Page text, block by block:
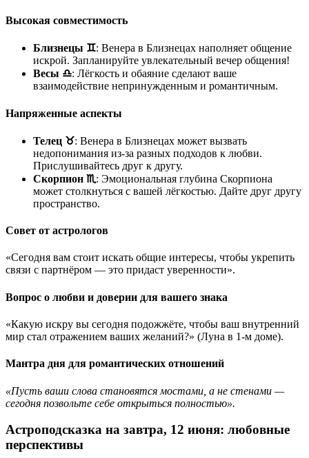
Высокая совместимость
Близнецы ♊: Венера в Близнецах наполняет общение
искрой. Запланируйте увлекательный вечер общения!
Весы ♎: Лёгкость и обаяние сделают ваше
взаимодействие непринужденным и романтичным.
Напряженные аспекты
Телец ♉: Венера в Близнецах может вызвать
недопонимания из-за разных подходов к любви.
Прислушивайтесь друг к другу.
Скорпион ♏: Эмоциональная глубина Скорпиона
может столкнуться с вашей лёгкостью. Дайте друг другу
пространство.
Совет от астрологов
«Сегодня вам стоит искать общие интересы, чтобы укрепить
связи с партнёром — это придаст уверенности».
Вопрос о любви и доверии для вашего знака
«Какую искру вы сегодня подожжёте, чтобы ваш внутренний
мир стал отражением ваших желаний?» (Луна в 1-м доме).
Мантра дня для романтических отношений
«Пусть ваши слова становятся мостами, а не стенами —
сегодня позвольте себе открыться полностью».
Астроподсказка на завтра, 12 июня: любовные
перспективы